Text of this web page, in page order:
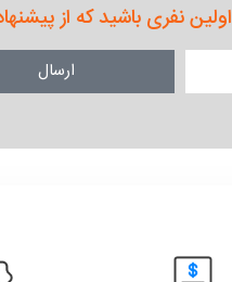
اولین نفری باشید که از
ارسال